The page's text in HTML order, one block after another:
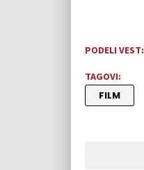
PODELI VEST:
TAGOVI:
FILM